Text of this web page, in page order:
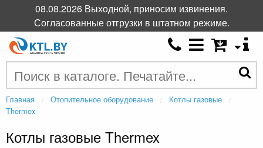
Главная Отопительное оборудование
Котлы газовые
Thermex
Котлы газовые Thermex
08.08.2026 Выходной, приносим извинения.
Согласованные отгрузки в штатном режиме.